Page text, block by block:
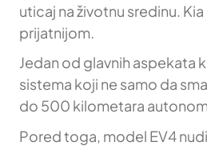
uticaj na životnu sredinu.
prijatnijom.
Jedan od glavnih aspekata
sistema koji ne samo da
do 500 kilometara
Pored toga, model EV4